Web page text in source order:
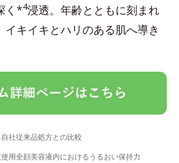
く*4浸透。年齢とともに刻まれ
イキイキとハリのある肌へ導き
社従来品処方との比較
用全顔美容液内におけるうるおい保持力